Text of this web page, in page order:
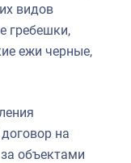
видов
гребешки,
ежи черные,
на
объектами